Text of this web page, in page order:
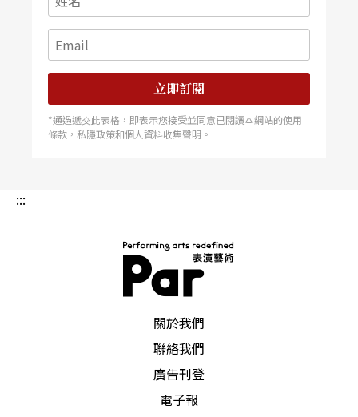
立即訂閱
*通過遞交此表格，即表示您接受並同意已閱讀本網站的使用
條款，私隱政策和個人資料收集聲明。
:::
關於我們
聯絡我們
廣告刊登
電子報